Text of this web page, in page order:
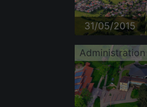
31/05/2015